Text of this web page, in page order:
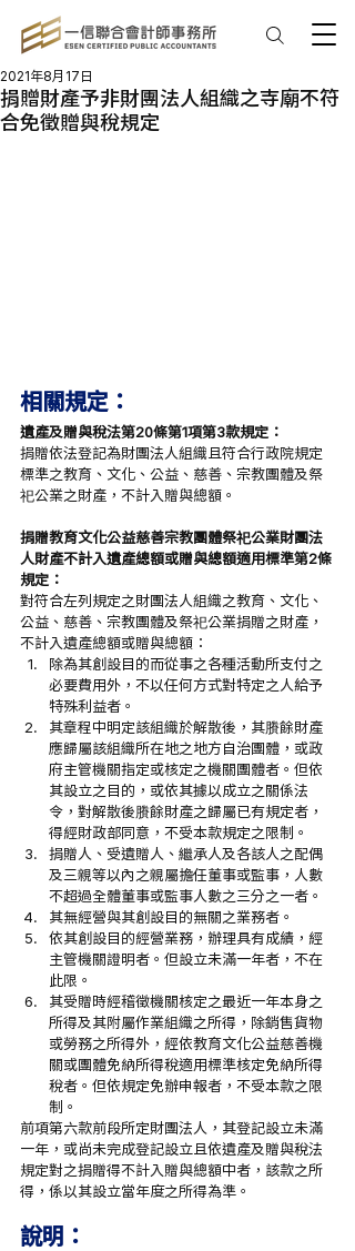
捐贈財產予非財團法人組織之寺廟不符
合免徵贈與稅規定
2021年8月17日
相關規定：
遺產及贈與稅法第20條第1項第3款規定：
捐贈依法登記為財團法人組織且符合行政院規定
標準之教育、文化、公益、慈善、宗教團體及祭
祀公業之財產，不計入贈與總額。
捐贈教育文化公益慈善宗教團體祭祀公業財團法
人財產不計入遺產總額或贈與總額適用標準第2條
規定：
對符合左列規定之財團法人組織之教育、文化、
公益、慈善、宗教團體及祭祀公業捐贈之財產，
不計入遺產總額或贈與總額：
除為其創設目的而從事之各種活動所支付之
必要費用外，不以任何方式對特定之人給予
特殊利益者。
其章程中明定該組織於解散後，其賸餘財產
應歸屬該組織所在地之地方自治團體，或政
府主管機關指定或核定之機關團體者。但依
其設立之目的，或依其據以成立之關係法
令，對解散後賸餘財產之歸屬已有規定者，
得經財政部同意，不受本款規定之限制。
捐贈人、受遺贈人、繼承人及各該人之配偶
及三親等以內之親屬擔任董事或監事，人數
不超過全體董事或監事人數之三分之一者。
其無經營與其創設目的無關之業務者。
依其創設目的經營業務，辦理具有成績，經
主管機關證明者。但設立未滿一年者，不在
此限。
其受贈時經稽徵機關核定之最近一年本身之
所得及其附屬作業組織之所得，除銷售貨物
或勞務之所得外，經依教育文化公益慈善機
關或團體免納所得稅適用標準核定免納所得
稅者。但依規定免辦申報者，不受本款之限
制。
前項第六款前段所定財團法人，其登記設立未滿
一年，或尚未完成登記設立且依遺產及贈與稅法
規定對之捐贈得不計入贈與總額中者，該款之所
得，係以其設立當年度之所得為準。
說明：